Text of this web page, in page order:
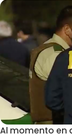
Al momento en